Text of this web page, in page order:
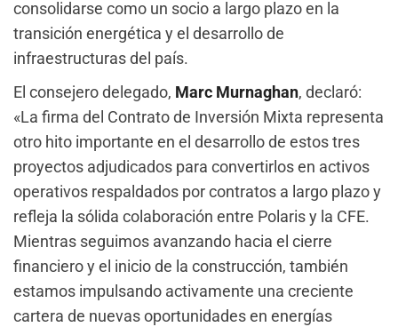
consolidarse como un socio a largo plazo en la
transición energética y el desarrollo de
infraestructuras del país.
El consejero delegado, Marc Murnaghan, declaró:
«La firma del Contrato de Inversión Mixta representa
otro hito importante en el desarrollo de estos tres
proyectos adjudicados para convertirlos en activos
operativos respaldados por contratos a largo plazo y
refleja la sólida colaboración entre Polaris y la CFE.
Mientras seguimos avanzando hacia el cierre
financiero y el inicio de la construcción, también
estamos impulsando activamente una creciente
cartera de nuevas oportunidades en energías